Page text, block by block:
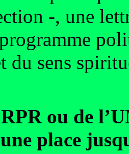
-, une
du sens
ou de
place